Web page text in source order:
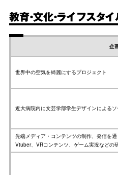
教育・文化・ライフスタイ
企
世界中の空気を綺麗にするプロジェクト
近大病院内に文芸学部学生デザインによる
先端メディア・コンテンツの制作、発信を
Vtuber、VRコンテンツ、ゲーム実況などの